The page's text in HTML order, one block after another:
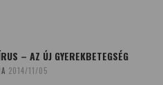
– AZ ÚJ GYEREKBETEGSÉG
2014/11/05